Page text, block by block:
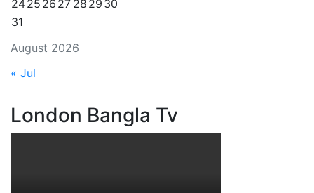
August 2026
2425 26 27 28 29 30
31
« Jul
London Bangla Tv